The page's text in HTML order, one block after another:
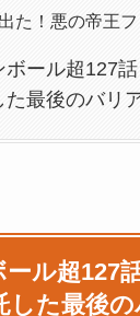
た！悪の帝王
ボール超127
た最後のバリ
ール超127
した最後